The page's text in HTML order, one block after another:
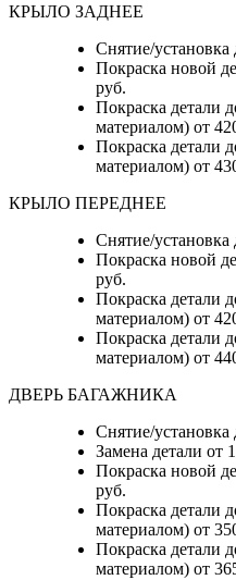
КРЫЛО ЗАДНЕЕ
Снятие/установка
Покраска новой
руб.
Покраска детали
материалом) от
Покраска детали
материалом) от
КРЫЛО ПЕРЕДНЕЕ
Снятие/установка
Покраска новой
руб.
Покраска детали
материалом) от
Покраска детали
материалом) от
ДВЕРЬ БАГАЖНИКА
Снятие/установка
Замена детали от
Покраска новой
руб.
Покраска детали
материалом) от
Покраска детали
материалом) от